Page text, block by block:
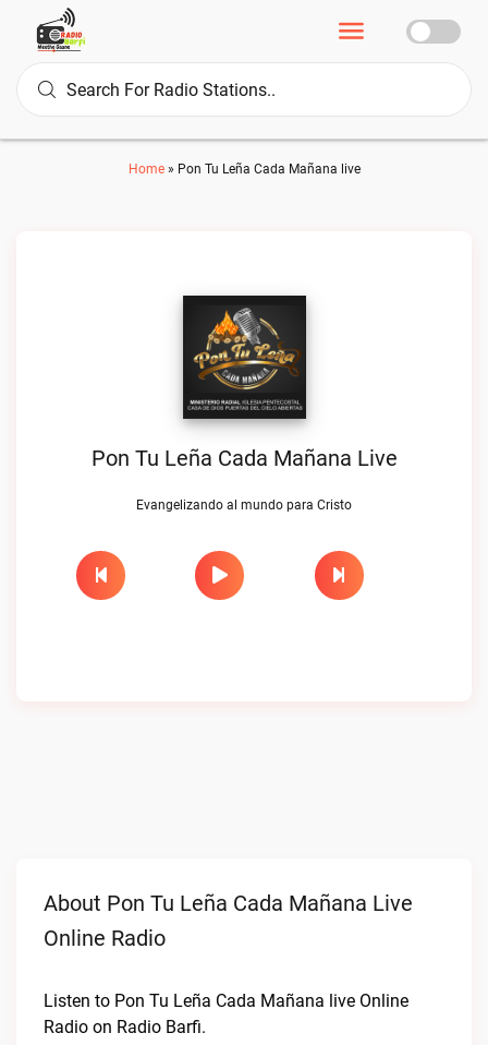
Home» Pon Tu Leña Cada Mañana live
Pon Tu Leña Cada Mañana Live
Evangelizando al mundo para Cristo
About Pon Tu Leña Cada Mañana Live
Online Radio
Listen to Pon Tu Leña Cada Mañana live Online
Radio on Radio Barfi.